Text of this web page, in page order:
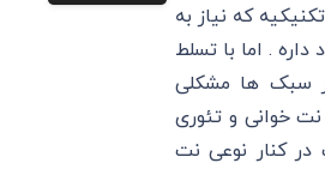
که نیاز به
. اما با تسلط
سبک ها مشکلی
خوانی و تئوری
کنار نوعی نت